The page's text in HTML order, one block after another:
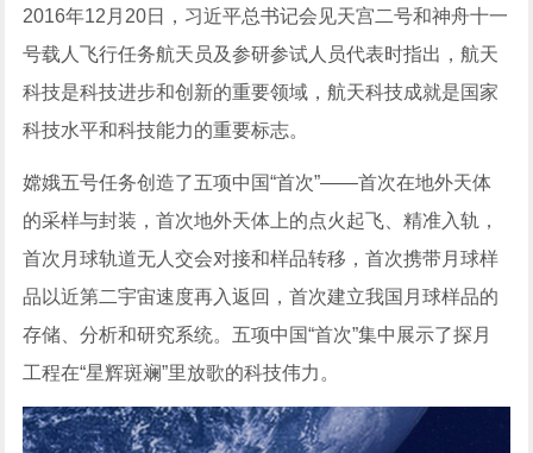
2016年12月20日，习近平总书记会见天宫二号和神舟十一
号载人飞行任务航天员及参研参试人员代表时指出，航天
科技是科技进步和创新的重要领域，航天科技成就是国家
科技水平和科技能力的重要标志。
嫦娥五号任务创造了五项中国“首次”——首次在地外天体
的采样与封装，首次地外天体上的点火起飞、精准入轨，
首次月球轨道无人交会对接和样品转移，首次携带月球样
品以近第二宇宙速度再入返回，首次建立我国月球样品的
存储、分析和研究系统。五项中国“首次”集中展示了探月
工程在“星辉斑斓”里放歌的科技伟力。